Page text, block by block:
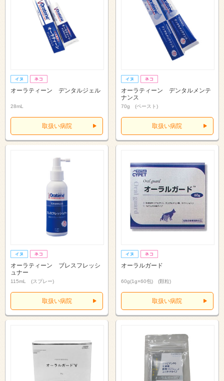
オーラティーン デンタルジェル
28mL
取扱い病院
オーラティーン デンタルメンテ
ナンス
70g (ペースト)
取扱い病院
オーラティーン ブレスフレッシ
ュナー
115mL (スプレー)
取扱い病院
オーラルガード
60g(1g×60包) (顆粒)
取扱い病院